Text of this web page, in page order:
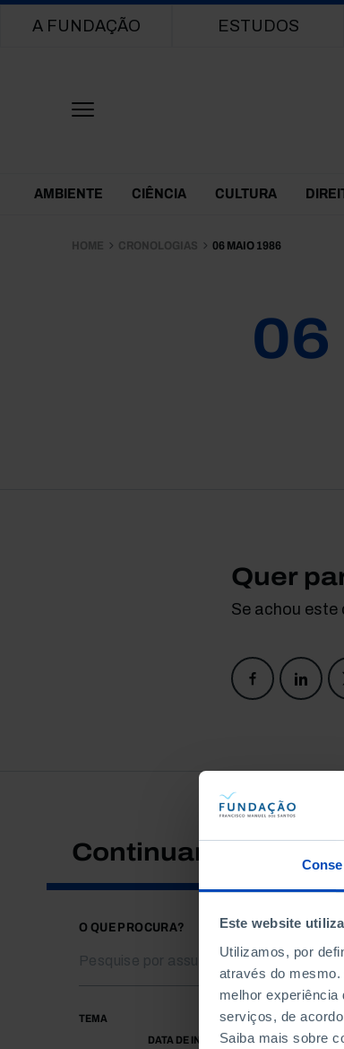
Este website
Utilizamos, por
através do
melhor
serviços, de
Saiba mais sobre
Main navigation
A FUNDAÇÃO ESTUDOS
Themes Menu
AMBIENTE CIÊNCIA CULTURA
HOME CRONOLOGIAS 06 MAIO 1986
06
Quer
Se achou
Continuar a
O QUE PROCURA?
TEMA
DATA DE INÍCIO